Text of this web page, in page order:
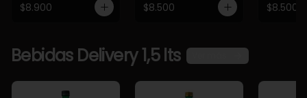
$8.900 $8.500 $8.500
Bebidas Delivery 1,5 lts